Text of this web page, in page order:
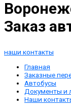
Заказ
наши контакты
Главная
Заказные
Автобусы
Документы и
Наши